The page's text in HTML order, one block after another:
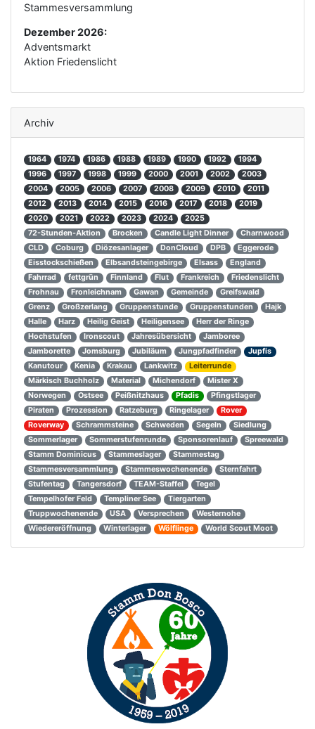
Stammesversammlung
Dezember 2026:
Adventsmarkt
Aktion Friedenslicht
Archiv
1964 1974 1986 1988 1989 1990 1992
1994
1996
1997 1998 1999 2000 2001 2002
2003
2004
2005 2006 2007 2008 2009 2010
2011
2012
2013 2014 2015 2016 2017 2018
2019
2020
2021 2022 2023 2024
2025
72-Stunden-Aktion
Brocken Candle Light Dinner
Charnwood
CLD
Coburg Diözesanlager DonCloud DPB
Eggerode
Eisstockschießen
Elbsandsteingebirge Elsass
England
Fahrrad
fettgrün Finnland Flut Frankreich
Friedenslicht
Frohnau
Fronleichnam Gawan Gemeinde
Greifswald
Grenz
Großzerlang Gruppenstunde Gruppenstunden
Hajk
Halle
Harz Heilig Geist Heiligensee
Herr der Ringe
Hochstufen
Ironscout Jahresübersicht
Jamboree
Jamborette
Jomsburg Jubiläum Jungpfadfinder
Jupfis
Kanutour
Kenia Krakau Lankwitz
Leiterrunde
Märkisch Buchholz
Material Michendorf
Mister X
Norwegen
Ostsee Peißnitzhaus Pfadis
Pfingstlager
Piraten
Prozession Ratzeburg Ringelager
Rover
Roverway
Schrammsteine Schweden Segeln
Siedlung
Sommerlager
Sommerstufenrunde Sponsorenlauf
Spreewald
Stamm Dominicus
Stammeslager
Stammestag
Stammesversammlung
Stammeswochenende
Sternfahrt
Stufentag
Tangersdorf TEAM-Staffel
Tegel
Tempelhofer Feld
Templiner See
Tiergarten
Truppwochenende
USA Versprechen
Westernohe
Wiedereröffnung
Winterlager Wölflinge World Scout Moot